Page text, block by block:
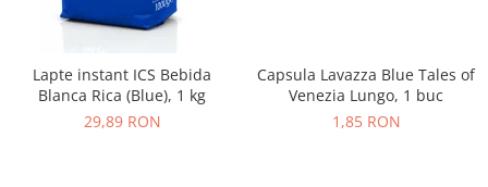
Lapte instant ICS Bebida
Blanca Rica (Blue), 1 kg
29,89 RON
Capsula Lavazza Blue Tales of
Venezia Lungo, 1 buc
1,85 RON